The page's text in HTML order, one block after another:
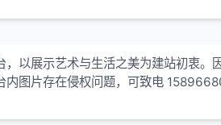
以展示艺术与生活之美为建站初衷
内图片存在侵权问题，可致电